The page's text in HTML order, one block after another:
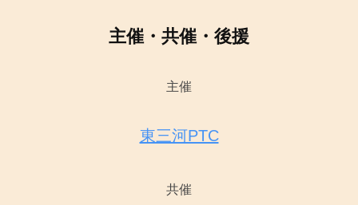
主催・共催・後援
主催
東三河PTC
共催